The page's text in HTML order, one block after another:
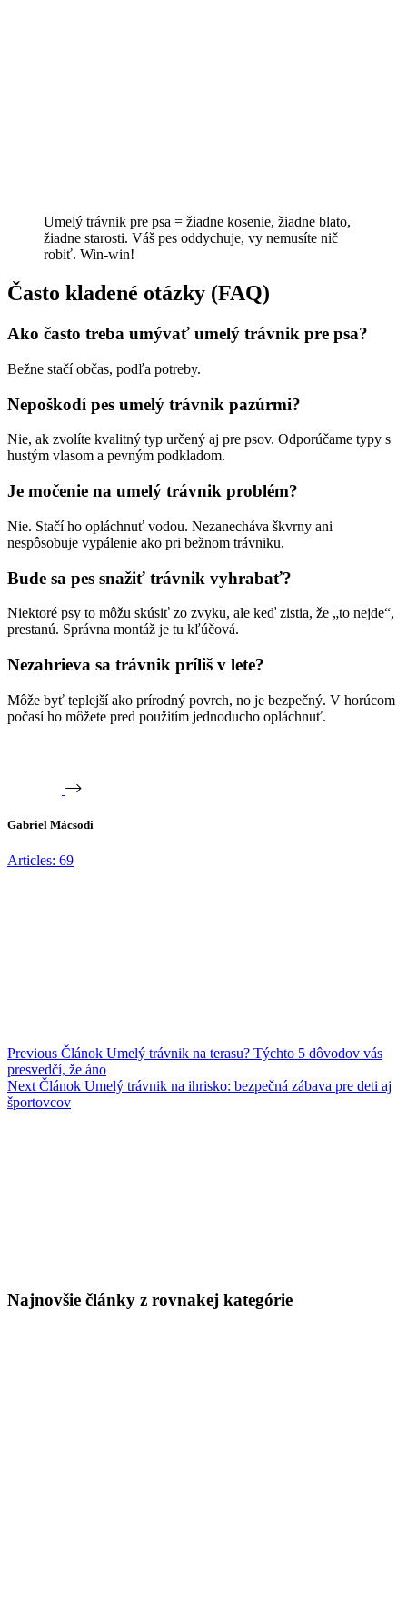
Umelý trávnik pre psa = žiadne kosenie, žiadne blato,
žiadne starosti. Váš pes oddychuje, vy nemusíte nič
robiť. Win-win!
Často kladené otázky (FAQ)
Ako často treba umývať umelý trávnik pre psa?
Bežne stačí občas, podľa potreby.
Nepoškodí pes umelý trávnik pazúrmi?
Nie, ak zvolíte kvalitný typ určený aj pre psov. Odporúčame typy s
hustým vlasom a pevným podkladom.
Je močenie na umelý trávnik problém?
Nie. Stačí ho opláchnuť vodou. Nezanecháva škvrny ani
nespôsobuje vypálenie ako pri bežnom trávniku.
Bude sa pes snažiť trávnik vyhrabať?
Niektoré psy to môžu skúsiť zo zvyku, ale keď zistia, že „to nejde“,
prestanú. Správna montáž je tu kľúčová.
Nezahrieva sa trávnik príliš v lete?
Môže byť teplejší ako prírodný povrch, no je bezpečný. V horúcom
počasí ho môžete pred použitím jednoducho opláchnuť.
Gabriel Mácsodi
Articles: 69
Previous Článok Umelý trávnik na terasu? Týchto 5 dôvodov vás
presvedčí, že áno
Next Článok Umelý trávnik na ihrisko: bezpečná zábava pre deti aj
športovcov
Najnovšie články z rovnakej kategórie